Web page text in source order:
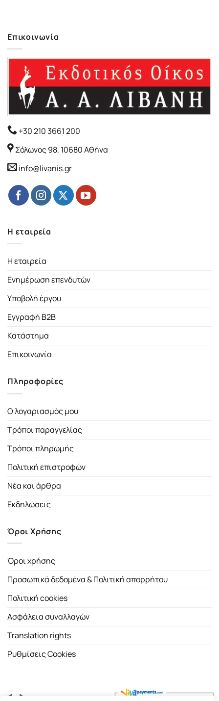
Επικοινωνία
+30 210 3661 200
Σόλωνος 98, 10680 Αθήνα
info@livanis.gr
Η εταιρεία
Η εταιρεία
Ενημέρωση επενδυτών
Υποβολή έργου
Εγγραφή B2B
Κατάστημα
Επικοινωνία
Πληροφορίες
Ο λογαριασμός μου
Τρόποι παραγγελίας
Τρόποι πληρωμής
Πολιτική επιστροφών
Νέα και άρθρα
Εκδηλώσεις
Όροι Χρήσης
Όροι χρήσης
Προσωπικά δεδομένα & Πολιτική απορρήτου
Πολιτική cookies
Ασφάλεια συναλλαγών
Translation rights
Ρυθμίσεις Cookies